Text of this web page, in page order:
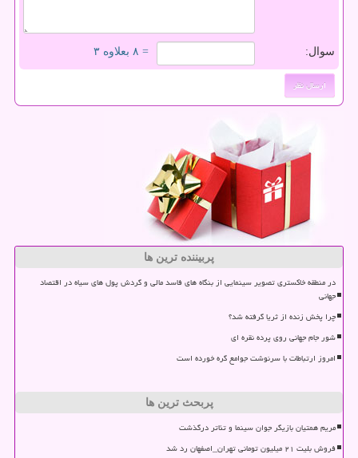
سوال: = ۸ بعلاوه ۳
پربیننده ترین ها
در منطقه خاکستری تصویر سینمایی از بنگاه های فاسد مالی و گردش پول های سیاه در اقتصاد
جهانی
چرا پخش زنده از ثریا گرفته شد؟
شور جام جهانی روی پرده نقره ای
امروز ارتباطات با سرنوشت جوامع گره خورده است
پربحث ترین ها
مریم همتیان بازیگر جوان سینما و تئاتر درگذشت
فروش بلیت ۲۱ میلیون تومانی تهران_اصفهان رد شد